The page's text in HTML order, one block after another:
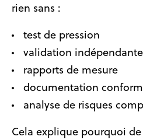
rien sans :
test de pression
validation indépendante
rapports de mesure
documentation
analyse de risques
Cela explique pourquoi